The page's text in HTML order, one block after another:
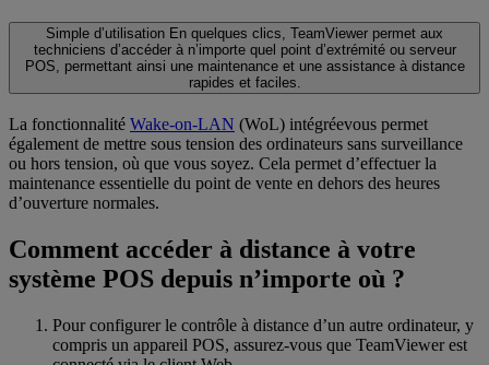
Simple d’utilisation En quelques clics, TeamViewer permet aux
techniciens d’accéder à n’importe quel point d’extrémité ou serveur
POS, permettant ainsi une maintenance et une assistance à distance
rapides et faciles.
La fonctionnalité Wake-on-LAN (WoL) intégréevous permet
également de mettre sous tension des ordinateurs sans surveillance
ou hors tension, où que vous soyez. Cela permet d’effectuer la
maintenance essentielle du point de vente en dehors des heures
d’ouverture normales.
Comment accéder à distance à votre
système POS depuis n’importe où ?
Pour configurer le contrôle à distance d’un autre ordinateur, y
compris un appareil POS, assurez-vous que TeamViewer est